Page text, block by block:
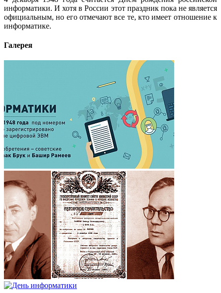
информатики. И хотя в России этот праздник пока не является
официальным, но его отмечают все те, кто имеет отношение к
информатике.
Галерея